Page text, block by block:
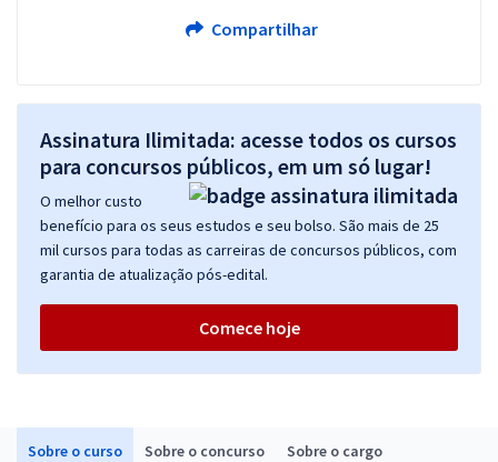
Sobre o curso Sobre o concurso Sobre o cargo
Compartilhar
Assinatura Ilimitada: acesse todos os cursos
para concursos públicos, em um só lugar!
O melhor custo
benefício para os seus estudos e seu bolso. São mais de 25
mil cursos para todas as carreiras de concursos públicos, com
garantia de atualização pós-edital.
Comece hoje